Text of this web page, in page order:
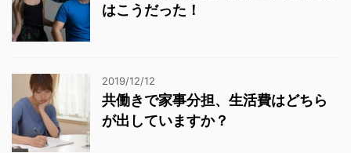
はこうだった！
2019/12/12
共働きで家事分担、生活費はどちら
が出していますか？